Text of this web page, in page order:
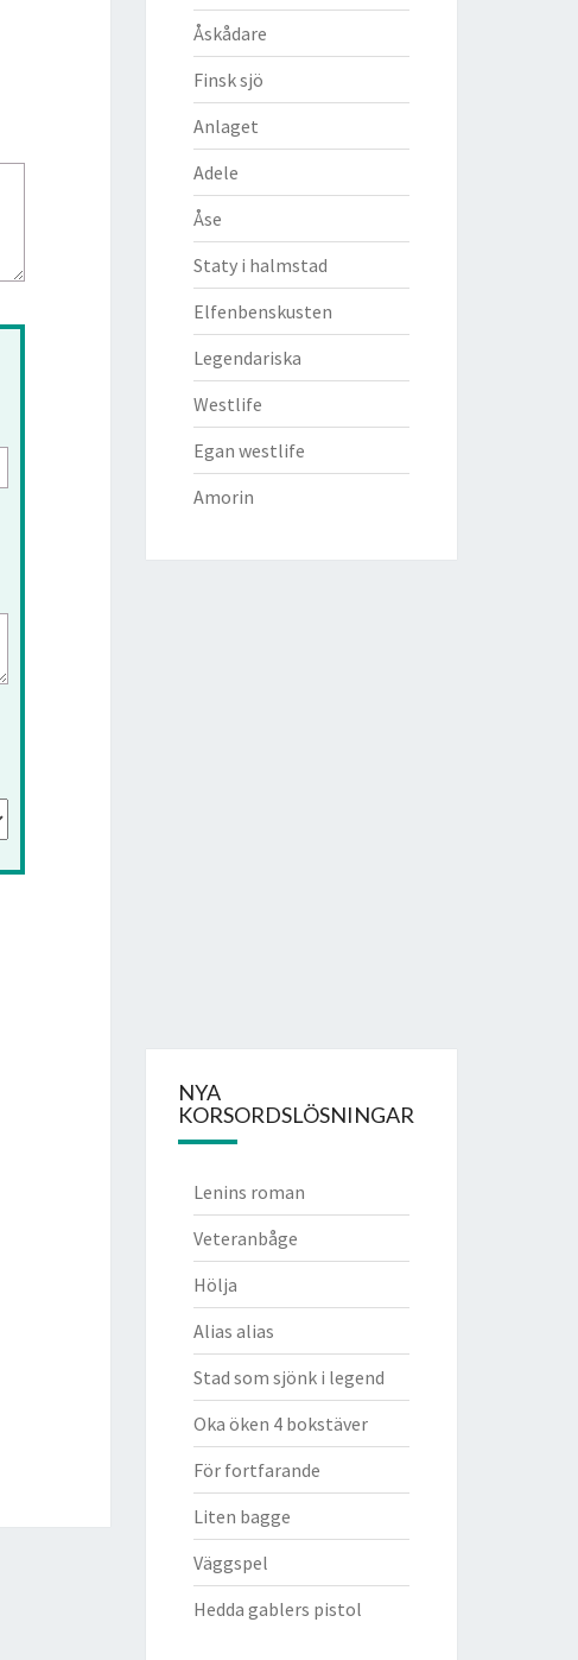
Åskådare
Finsk sjö
Anlaget
Adele
Åse
Staty i halmstad
Elfenbenskusten
Legendariska
Westlife
Egan westlife
Amorin
NYA
KORSORDSLÖSNINGAR
Lenins roman
Veteranbåge
Hölja
Alias alias
Stad som sjönk i legend
Oka öken 4 bokstäver
För fortfarande
Liten bagge
Väggspel
Hedda gablers pistol